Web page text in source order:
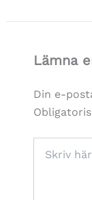
Lämna
Din e-
här..